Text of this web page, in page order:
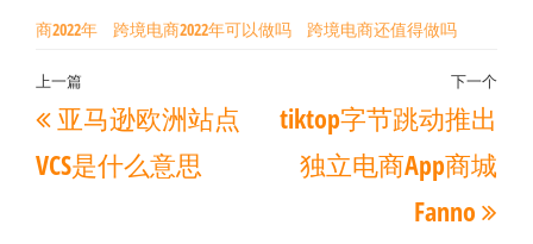
商2022年 跨境电商2022年可以做吗 跨境电商还值得做吗
文
章
导
上
一
篇
上一篇
亚马逊欧洲站点
VCS是什么意思
下
下一个
tiktop字节跳动推出
独立电商App商城
Fanno